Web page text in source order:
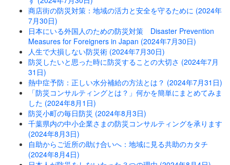
商店街の防災対策：地域の活力と安全を守るために (2024年
7月30日)
日本にいる外国人のための防災対策 Disaster Prevention
Measures for Foreigners in Japan (2024年7月30日)
人生で大損しない防災術 (2024年7月30日)
防災したいと思った時に防災することの大切さ (2024年7月
31日)
熱中症予防：正しい水分補給の方法とは？ (2024年7月31日)
「防災コンサルティングとは？」何かを簡単にまとめてみま
した (2024年8月1日)
防災小町の毎日防災 (2024年8月3日)
千葉県内の中小企業さまの防災コンサルティングを承ります
(2024年8月3日)
自助からご近所の助け合いへ：地域に見る共助のカタチ
(2024年8月4日)